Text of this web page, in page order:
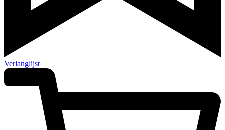
Verlanglijst